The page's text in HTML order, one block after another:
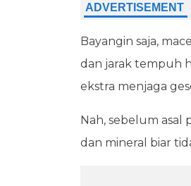
Bayangin saja,
dan jarak tempuh
ekstra menjaga
Nah, sebelum asal
dan mineral biar